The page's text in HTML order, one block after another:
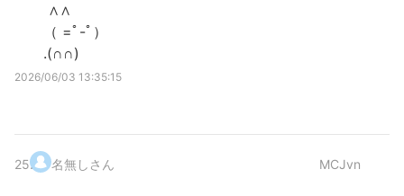
∧∧
（ =ﾟ-ﾟ）
.(∩∩)
2026/06/03 13:35:15
25. 名無しさん MCJvn